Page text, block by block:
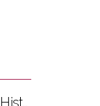
Caminhada pelo Centro Histórico